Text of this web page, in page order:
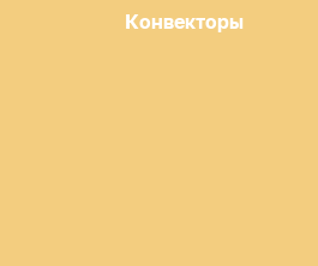
Конвекторы